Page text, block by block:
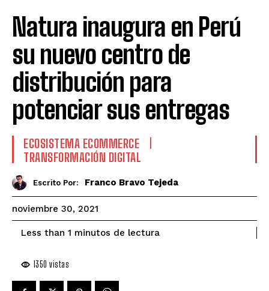
Natura inaugura en Perú
su nuevo centro de
distribución para
potenciar sus entregas
ECOSISTEMA ECOMMERCE
TRANSFORMACIÓN DIGITAL
Escrito Por: Franco Bravo Tejeda
noviembre 30, 2021
Less than 1 minutos de lectura
1350 vistas